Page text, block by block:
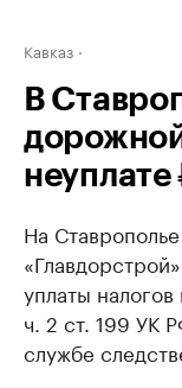
Кавказ
В
На
уплаты
ч. 2 ст. 199 УК
службе